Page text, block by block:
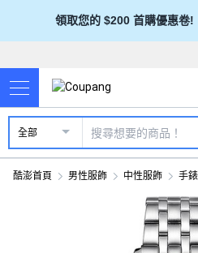
領取您的 $200 首購優惠卷!
全部
酷澎首頁 男性服飾 中性服飾 手錶